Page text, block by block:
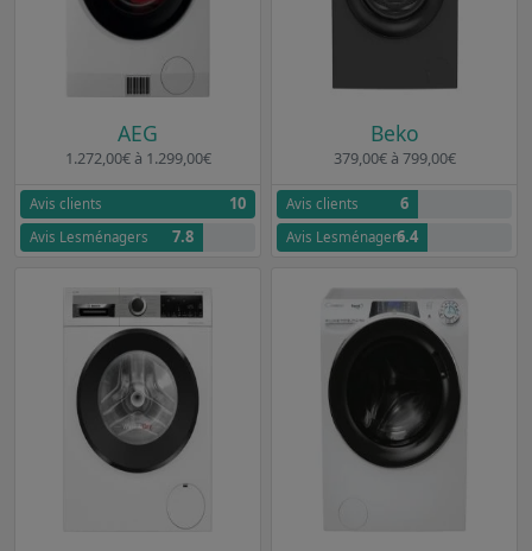
AEG
1.272,00€ à 1.299,00€
Avis clients 10
Avis Lesménagers 7.8
Beko
379,00€ à 799,00€
Avis clients 6
Avis Lesménagers6.4